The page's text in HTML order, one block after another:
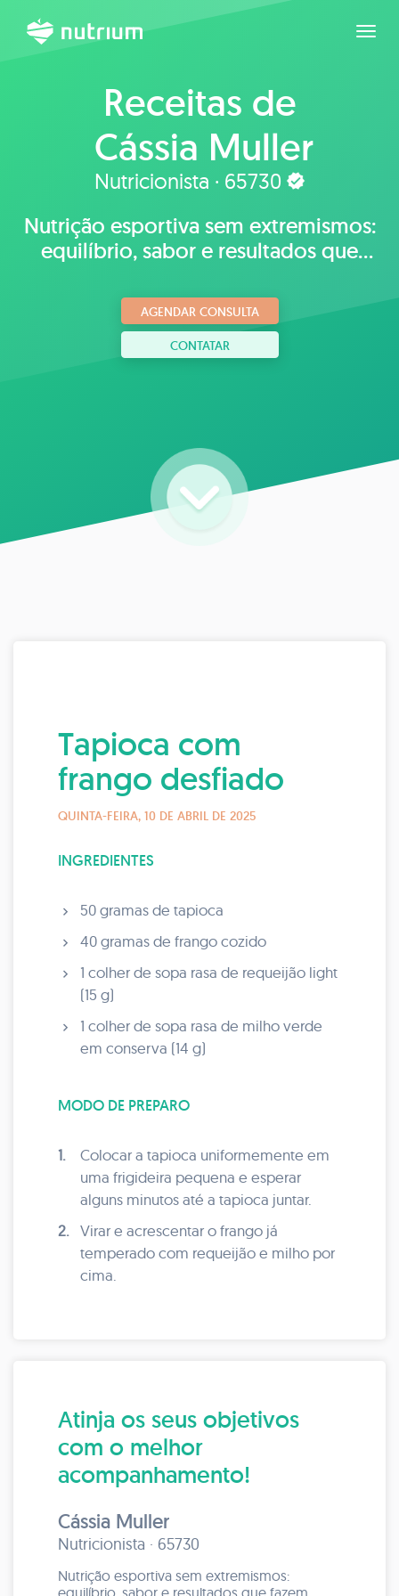
Receitas de
Cássia Muller
Nutricionista · 65730
Nutrição esportiva sem extremismos:
equilíbrio, sabor e resultados que
AGENDAR CONSULTA
CONTATAR
Tapioca com
frango desfiado
QUINTA-FEIRA, 10 DE ABRIL DE 2025
INGREDIENTES
50 gramas de tapioca
40 gramas de frango cozido
1 colher de sopa rasa de requeijão light
(15 g)
1 colher de sopa rasa de milho verde
em conserva (14 g)
MODO DE PREPARO
1.
Colocar a tapioca uniformemente em
uma frigideira pequena e esperar
alguns minutos até a tapioca juntar.
2.
Virar e acrescentar o frango já
temperado com requeijão e milho por
cima.
Atinja os seus objetivos
com o melhor
acompanhamento!
Cássia Muller
Nutricionista · 65730
Nutrição esportiva sem extremismos:
equilíbrio, sabor e resultados que fazem